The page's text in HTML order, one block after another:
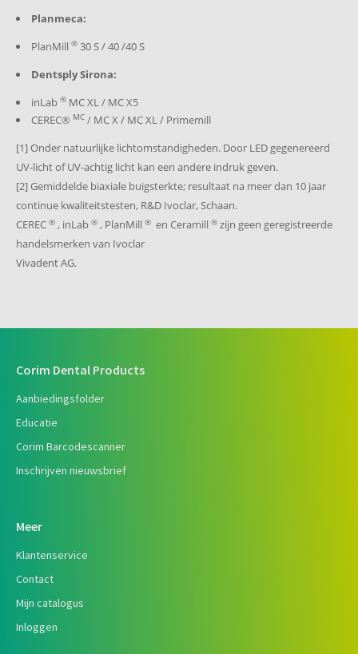
Planmeca:
PlanMill ®30 S / 40 /40 S
Dentsply Sirona:
inLab ®MC XL / MC X5
CEREC® MC/ MC X / MC XL / Primemill
[1] Onder natuurlijke lichtomstandigheden. Door LED gegenereerd
UV-licht of UV-achtig licht kan een andere indruk geven.
[2] Gemiddelde biaxiale buigsterkte; resultaat na meer dan 10 jaar
continue kwaliteitstesten, R&D Ivoclar, Schaan.
CEREC ® , inLab ® , PlanMill ® en Ceramill ® zijn geen geregistreerde
handelsmerken van Ivoclar
Vivadent AG.
Corim Dental Products
Aanbiedingsfolder
Educatie
Corim Barcodescanner
Inschrijven nieuwsbrief
Meer
Klantenservice
Contact
Mijn catalogus
Inloggen